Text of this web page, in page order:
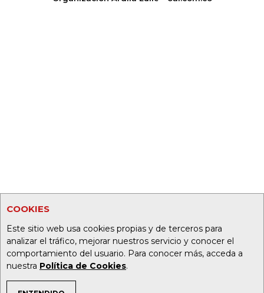
COOKIES
Este sitio web usa cookies propias y de terceros para
analizar el tráfico, mejorar nuestros servicio y conocer el
comportamiento del usuario. Para conocer más, acceda a
nuestra Política de Cookies.